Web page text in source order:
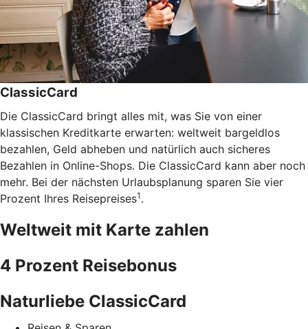
ClassicCard
Die ClassicCard bringt alles mit, was Sie von einer
klassischen Kreditkarte erwarten: weltweit bargeldlos
bezahlen, Geld abheben und natürlich auch sicheres
Bezahlen in Online-Shops. Die ClassicCard kann aber noch
mehr. Bei der nächsten Urlaubsplanung sparen Sie vier
Prozent Ihres Reisepreises1 .
Weltweit mit Karte zahlen
4 Prozent Reisebonus
Naturliebe ClassicCard